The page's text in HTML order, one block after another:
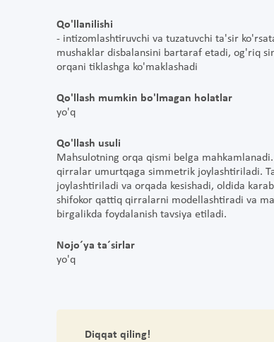
Qo'llanilishi
- intizomlashtiruvchi va tuzatuvchi ta'sir
mushaklar disbalansini bartaraf etadi, og'riq
orqani tiklashga ko'maklashadi
Qo'llash mumkin bo'lmagan holatlar
yo'q
Qo'llash usuli
Mahsulotning orqa qismi belga
qirralar umurtqaga simmetrik joylashtiriladi.
joylashtiriladi va orqada kesishadi, oldida
shifokor qattiq qirralarni modellashtiradi va
birgalikda foydalanish tavsiya etiladi.
Nojo´ya ta´sirlar
yo'q
Diqqat qiling!